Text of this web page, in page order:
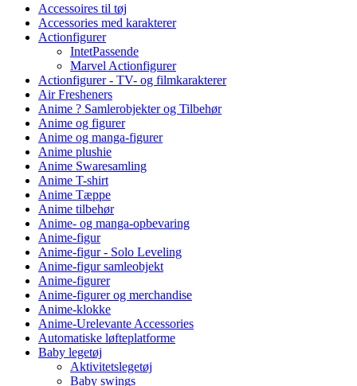
Accessoires til tøj
Accessories med karakterer
Actionfigurer
IntetPassende
Marvel Actionfigurer
Actionfigurer - TV- og filmkarakterer
Air Fresheners
Anime ? Samlerobjekter og Tilbehør
Anime og figurer
Anime og manga-figurer
Anime plushie
Anime Swaresamling
Anime T-shirt
Anime Tæppe
Anime tilbehør
Anime- og manga-opbevaring
Anime-figur
Anime-figur - Solo Leveling
Anime-figur samleobjekt
Anime-figurer
Anime-figurer og merchandise
Anime-klokke
Anime-Urelevante Accessories
Automatiske løfteplatforme
Baby legetøj
Aktivitetslegetøj
Baby swings